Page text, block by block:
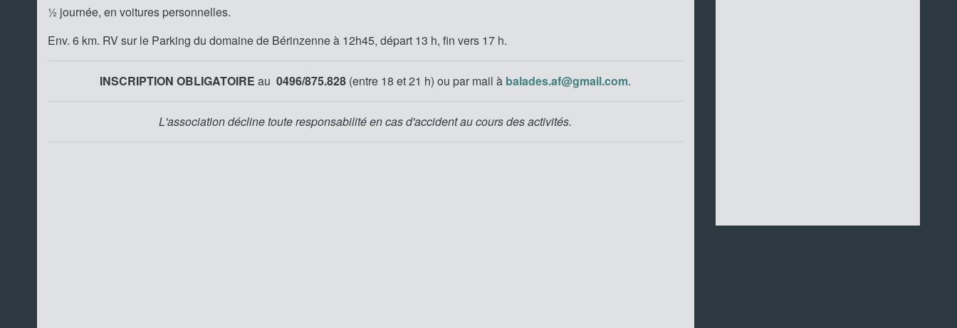
½ journée, en voitures personnelles.
Env. 6 km. RV sur le Parking du domaine de Bérinzenne à 12h45, départ 13 h, fin vers 17 h.
INSCRIPTION OBLIGATOIRE au0496/875.828 (entre 18 et 21 h)ou par mail à balades.af@gmail.com.
L'association décline toute responsabilité en cas d'accident au cours des activités.